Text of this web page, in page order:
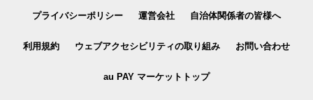
プライバシーポリシー 運営会社 自治体関係者の皆様へ
利用規約 ウェブアクセシビリティの取り組み お問い合わせ
au PAY マーケットトップ